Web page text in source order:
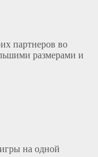
партнеров во
размерами и
на одной